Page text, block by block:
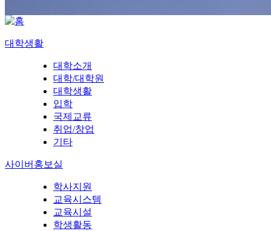
대학생활
대학소개
대학/대학원
대학생활
입학
국제교류
취업/창업
기타
사이버홍보실
학사지원
교육시스템
교육시설
학생활동